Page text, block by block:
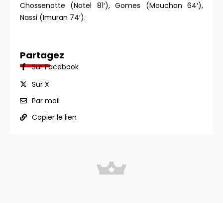
Chossenotte (Notel 81′), Gomes (Mouchon 64′),
Nassi (Imuran 74′).
Partagez
Sur Facebook
Sur X
Par mail
Copier le lien